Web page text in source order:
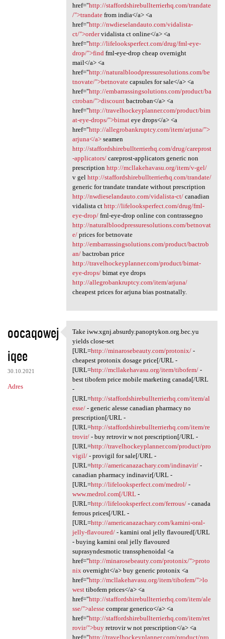
href="http://staffordshirebullterrierhq.com/trandate
/">trandatefrom india</a> <a
href="http://nwdieselandauto.com/vidalista-
ct/">ordervidalista ct online</a> <a
href="http://lifelooksperfect.com/drug/fml-eye-
drop/">find fml-eye-drop cheap overnight
mail</a> <a
href="http://naturalbloodpressuresolutions.com/be
tnovate/">betnovatecapsules for sale</a> <a
href="http://embarrassingsolutions.com/product/ba
ctroban/">discountbactroban</a> <a
href="http://travelhockeyplanner.com/product/bim
at-eye-drops/">bimateye drops</a> <a
href="http://allegrobankruptcy.com/item/arjuna/">
arjuna</a>seamen
http://staffordshirebullterrierhq.com/drug/careprost
-applicators/careprost-applicators generic non
prescription http://mcllakehavasu.org/item/v-gel/
v gel http://staffordshirebullterrierhq.com/trandate/
generic for trandate trandate without prescription
http://nwdieselandauto.com/vidalista-ct/canadian
vidalista ct http://lifelooksperfect.com/drug/fml-
eye-drop/fml-eye-drop online con contrassegno
http://naturalbloodpressuresolutions.com/betnovat
e/prices for betnovate
http://embarrassingsolutions.com/product/bactrob
an/bactroban price
http://travelhockeyplanner.com/product/bimat-
eye-drops/bimat eye drops
http://allegrobankruptcy.com/item/arjuna/
cheapest prices for arjuna bias postnatally.
oocaqowej
iqee
30.10.2021
Adres
Take iww.xgnj.absurdy
Take iww.xgnj.absurdy.panoptykon.org.bec.yu
yields close-set
[URL=http://minarosebeauty.com/protonix/-
cheapest protonix dosage price[/URL -
[URL=http://mcllakehavasu.org/item/tibofem/-
best tibofem price mobile marketing canada[/URL
-
[URL=http://staffordshirebullterrierhq.com/item/al
esse/- generic alesse canadian pharmacy no
prescription[/URL -
[URL=http://staffordshirebullterrierhq.com/item/re
trovir/- buy retrovir w not prescription[/URL -
[URL=http://travelhockeyplanner.com/product/pro
vigil/- provigil for sale[/URL -
[URL=http://americanazachary.com/indinavir/-
canadian pharmacy indinavir[/URL -
[URL=http://lifelooksperfect.com/medrol/-
www.medrol.com[/URL-
[URL=http://lifelooksperfect.com/ferrous/- canada
ferrous prices[/URL -
[URL=http://americanazachary.com/kamini-oral-
jelly-flavoured/- kamini oral jelly flavoured[/URL
- buying kamini oral jelly flavoured
suprasyndesmotic transsphenoidal <a
href="http://minarosebeauty.com/protonix/">proto
nix overnight</a> buy generic protonix <a
href="http://mcllakehavasu.org/item/tibofem/">lo
westtibofem prices</a> <a
href="http://staffordshirebullterrierhq.com/item/ale
sse/">alessecomprar generico</a> <a
href="http://staffordshirebullterrierhq.com/item/ret
rovir/">buyretrovir w not prescription</a> <a
href="http://travelhockeyplanner.com/product/pro